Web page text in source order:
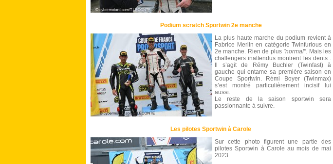
Podium scratch Sportwin 2e manche
La plus haute marche du podium revient à
Fabrice Merlin en catégorie Twinfurious en
2e manche. Rien de plus "normal". Mais les
challengers inattendus montrent les dents :
Il s’agit de Rémy Buchler (Twinfast) à
gauche qui entame sa première saison en
Coupe Sportwin. Rémi Boyer (Twinmax)
s’est montré particulièrement incisif lui
aussi.
Le reste de la saison sportwin sera
passionnante à suivre.
Les pilotes Sportwin à Carole
Sur cette photo figurent une partie des
pilotes Sportwin à Carole au mois de mai
2023.